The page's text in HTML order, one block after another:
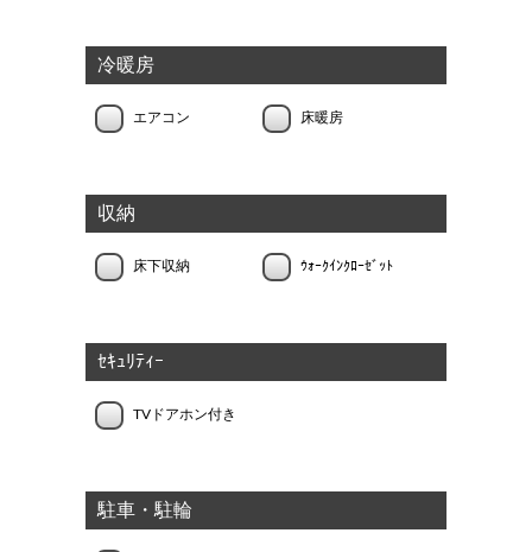
冷暖房
エアコン 床暖房
収納
床下収納 ｳｫｰｸｲﾝｸﾛｰｾﾞｯﾄ
ｾｷｭﾘﾃｨｰ
TVドアホン付き
駐車・駐輪